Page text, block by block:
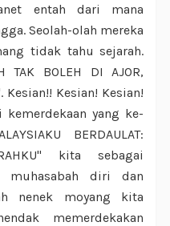
entah dari mana
Seolah-olah mereka
tidak tahu sejarah.
BOLEH DI AJOR,
Kesian!! Kesian! Kesian!
kemerdekaan yang ke-
BERDAULAT:
kita sebagai
muhasabah diri dan
nenek moyang kita
memerdekakan